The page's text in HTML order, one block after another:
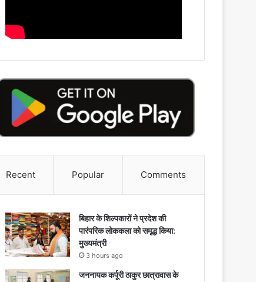
Recent Popular Comments
बिहार के शिल्पकारों ने प्रदेश की
पारंपरिक लोककला को समृद्ध किया:
मुख्यमंत्री
3 hours ago
जननायक कर्पूरी ठाकुर छात्रावास के